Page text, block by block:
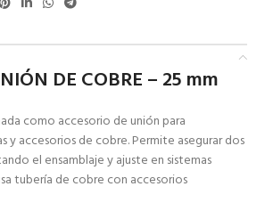
DE COBRE – 25 mm
como accesorio de unión para
y accesorios de cobre. Permite asegurar dos
el ensamblaje y ajuste en sistemas
tubería de cobre con accesorios